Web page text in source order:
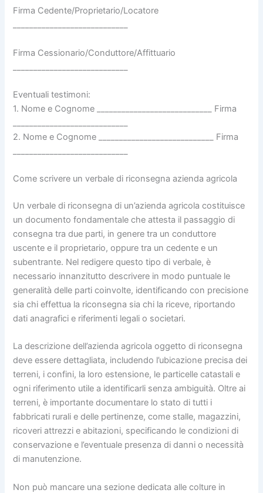
Firma Cedente/Proprietario/Locatore
Firma Cessionario/Conduttore/Affittuario
Eventuali testimoni:
1. Nome e Cognome ____________________________ Firma
2. Nome e Cognome ____________________________ Firma
Come scrivere un verbale di riconsegna azienda agricola​
Un verbale di riconsegna di un’azienda agricola costituisce
un documento fondamentale che attesta il passaggio di
consegna tra due parti, in genere tra un conduttore
uscente e il proprietario, oppure tra un cedente e un
subentrante. Nel redigere questo tipo di verbale, è
necessario innanzitutto descrivere in modo puntuale le
generalità delle parti coinvolte, identificando con precisione
sia chi effettua la riconsegna sia chi la riceve, riportando
dati anagrafici e riferimenti legali o societari.
La descrizione dell’azienda agricola oggetto di riconsegna
deve essere dettagliata, includendo l’ubicazione precisa dei
terreni, i confini, la loro estensione, le particelle catastali e
ogni riferimento utile a identificarli senza ambiguità. Oltre ai
terreni, è importante documentare lo stato di tutti i
fabbricati rurali e delle pertinenze, come stalle, magazzini,
ricoveri attrezzi e abitazioni, specificando le condizioni di
conservazione e l’eventuale presenza di danni o necessità
di manutenzione.
Non può mancare una sezione dedicata alle colture in